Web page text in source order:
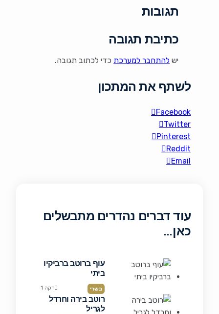
900 גרם תפוחי אדמה
פאונד) או 6 […]
תגובות
כתיבת תגובה
יש להתחבר למערכת כדי לכתוב תגובה.
לשתף את המתכון
Facebook
Twitter
Pinterest
Reddit
Email
עוד דברים נהדרים מתבשלים
כאן…
עוף ברוטב ברביקיו
ביתי
בשרי דקה 1
רוטב בירה וחרדל
לגריל